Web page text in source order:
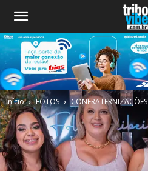
Início FOTOS CONFRATERNIZAÇÕES